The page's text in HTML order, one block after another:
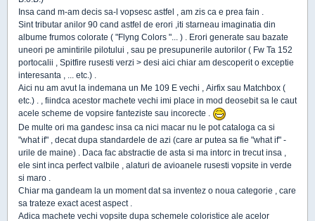
Insa cand m-am decis sa-l vopsesc astfel , am zis ca e prea fain .
Sint tributar anilor 90 cand astfel de erori ,iti starneau imaginatia din
albume frumos colorate ( "Flyng Colors "... ) . Erori generate sau bazate
uneori pe amintirile pilotului , sau pe presupunerile autorilor ( Fw Ta 152
portocalii , Spitfire rusesti verzi > desi aici chiar am descoperit o exceptie
interesanta , ... etc.) .
Aici nu am avut la indemana un Me 109 E vechi , Airfix sau Matchbox (
etc.) . , fiindca acestor machete vechi imi place in mod deosebit sa le caut
acele scheme de vopsire fanteziste sau incorecte .
De multe ori ma gandesc insa ca nici macar nu le pot cataloga ca si
"what if" , decat dupa standardele de azi (care ar putea sa fie "what if" -
urile de maine) . Daca fac abstractie de asta si ma intorc in trecut insa ,
ele sint inca perfect valbile , alaturi de avioanele rusesti vopsite in verde
si maro .
Chiar ma gandeam la un moment dat sa inventez o noua categorie , care
sa trateze exact acest aspect .
Adica machete vechi vopsite dupa schemele coloristice ale acelor